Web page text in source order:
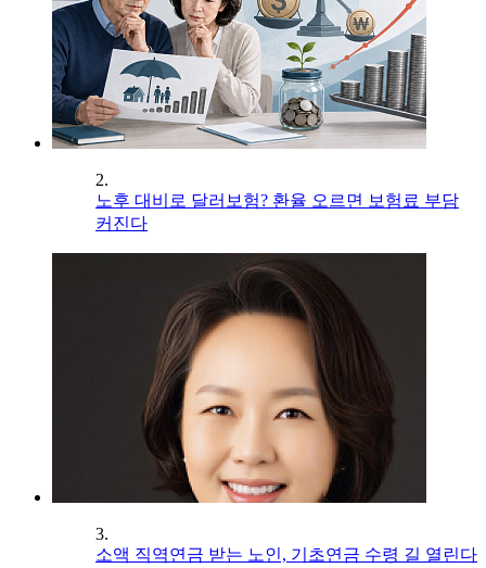
2.
노후 대비로 달러보험? 환율 오르면 보험료 부담
커진다
3.
소액 직역연금 받는 노인, 기초연금 수령 길 열린다